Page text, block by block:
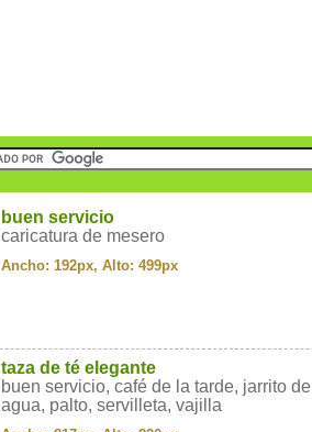
buen servicio
caricatura de mesero
Ancho: 192px, Alto: 499px
taza de té elegante
buen servicio, café de la tarde, jarrito de
agua, palto, servilleta, vajilla